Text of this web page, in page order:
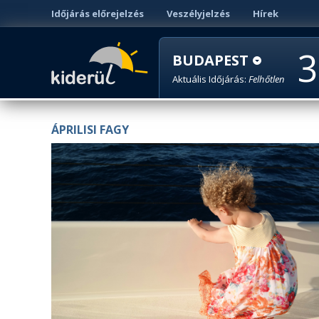
Időjárás előrejelzés Veszélyjelzés Hírek
BUDAPEST
Aktuális Időjárás: Felhőtlen
ÁPRILISI FAGY